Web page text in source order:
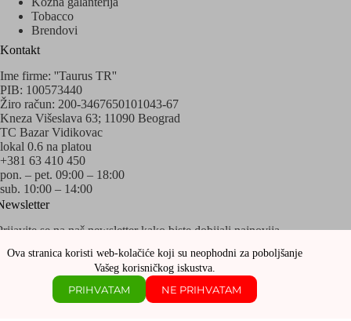
Ova stranica koristi web-kolačiće koji su neophodni za poboljšanje
Vašeg korisničkog iskustva.
PRIHVATAM NE PRIHVATAM
Tobacco
Brendovi
Kontakt
Ime firme: ''Taurus TR''
PIB: 100573440
Žiro račun: 200-3467650101043-67
Kneza Višeslava 63; 11090 Beograd
TC Bazar Vidikovac
lokal 0.6 na platou
+381 63 410 450
pon. – pet. 09:00 – 18:00
sub. 10:00 – 14:00
se na naš newsletter kako biste dobijali najnovija